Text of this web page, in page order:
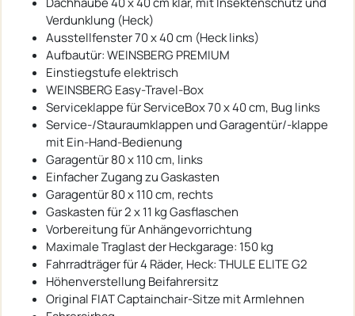
Verdunklung (Heck)
Ausstellfenster 70 x 40 cm (Heck links)
Aufbautür: WEINSBERG PREMIUM
Einstiegstufe elektrisch
WEINSBERG Easy-Travel-Box
Serviceklappe für ServiceBox 70 x 40 cm, Bug links
Service-/Stauraumklappen und Garagentür/-klappe
mit Ein-Hand-Bedienung
Garagentür 80 x 110 cm, links
Einfacher Zugang zu Gaskasten
Garagentür 80 x 110 cm, rechts
Gaskasten für 2 x 11 kg Gasflaschen
Vorbereitung für Anhängevorrichtung
Maximale Traglast der Heckgarage: 150 kg
Fahrradträger für 4 Räder, Heck: THULE ELITE G2
Höhenverstellung Beifahrersitz
Original FIAT Captainchair-Sitze mit Armlehnen